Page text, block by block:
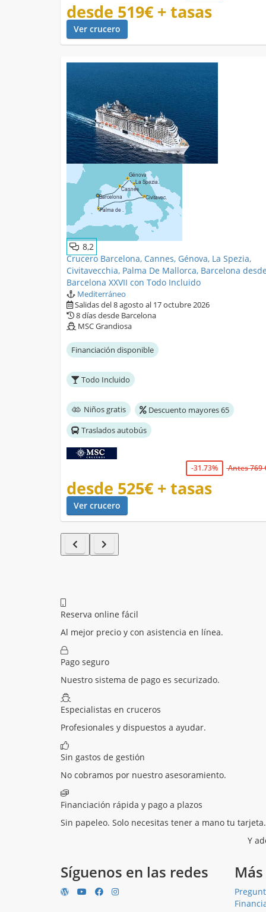
desde 519€ + tasas
Ver crucero
8,2
Crucero Barcelona, Cannes, Génova, La Spezia,
Civitavecchia, Palma De Mallorca, Barcelona
Barcelona XXVII con Todo Incluido
Mediterráneo
Salidas del 8 agosto al 17 octubre 2026
8 días desde Barcelona
MSC Grandiosa
Financiación disponible
Todo Incluido
Niños gratis
Descuento mayores 65
Traslados autobús
-31.73% Antes 769
desde 525€ + tasas
Ver crucero
Reserva online fácil
Al mejor precio y con asistencia en línea.
Pago seguro
Nuestro sistema de pago es securizado.
Especialistas en cruceros
Profesionales y dispuestos a ayudar.
Sin gastos de gestión
No cobramos por nuestro asesoramiento.
Financiación rápida y pago a plazos
Sin papeleo. Solo necesitas tener a mano tu tarjeta.
Y
Síguenos en las redes